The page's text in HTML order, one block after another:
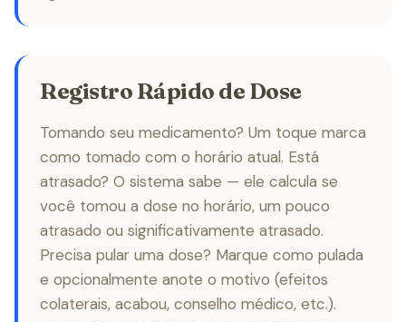
Registro Rápido de Dose
Tomando seu medicamento? Um toque marca
como tomado com o horário atual. Está
atrasado? O sistema sabe — ele calcula se
você tomou a dose no horário, um pouco
atrasado ou significativamente atrasado.
Precisa pular uma dose? Marque como pulada
e opcionalmente anote o motivo (efeitos
colaterais, acabou, conselho médico, etc.).